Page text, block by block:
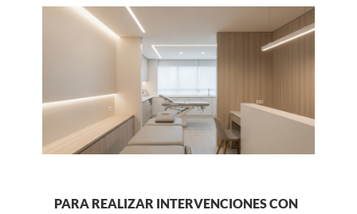
PARA REALIZAR INTERVENCIONES CON